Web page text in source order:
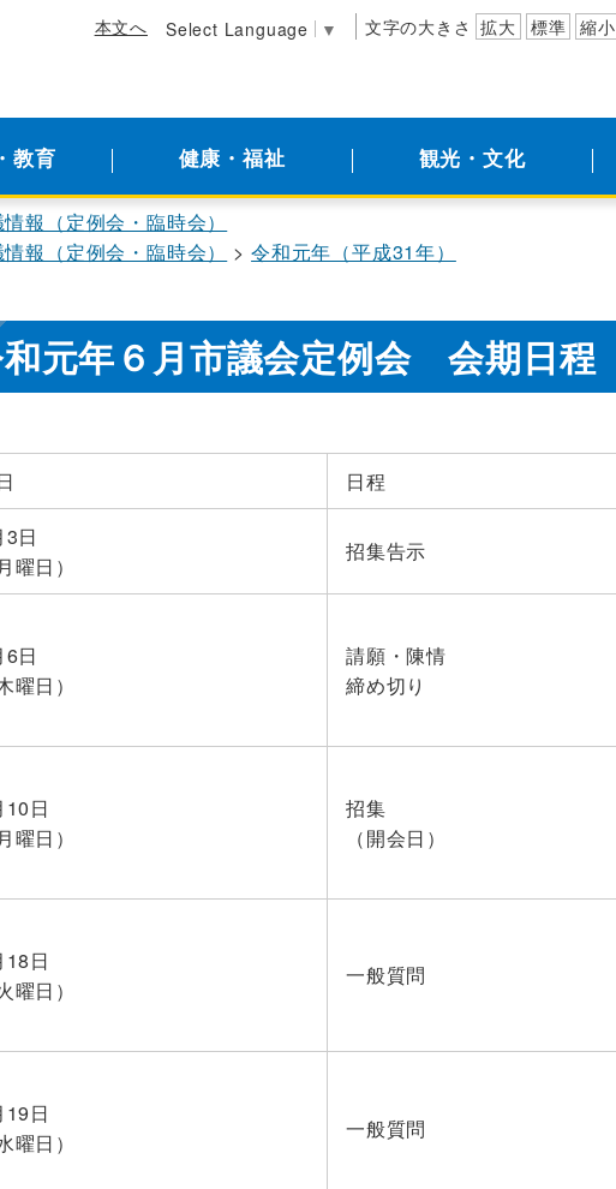
本文へ Select Language ▼ 文字の大きさ 拡大 標準 縮小
教育 健康・福祉 観光・文化
報（定例会・臨時会）
報（定例会・臨時会）
令和元年（平成31年）
元年６月市議会定例会 会期日程
日程
日
曜日）
招集告示
日
曜日）
請願・陳情
締め切り
10日
曜日）
招集
（開会日）
18日
曜日）
一般質問
19日
曜日）
一般質問